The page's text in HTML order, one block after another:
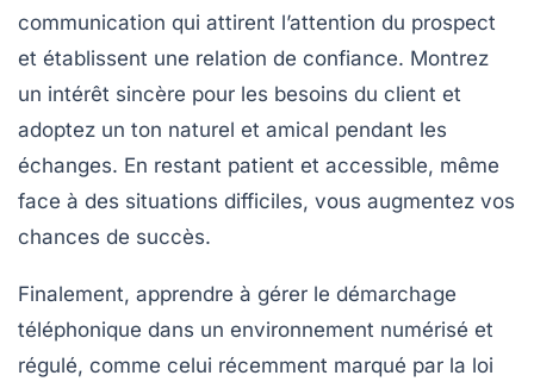
communication qui attirent l’attention du prospect
et établissent une relation de confiance. Montrez
un intérêt sincère pour les besoins du client et
adoptez un ton naturel et amical pendant les
échanges. En restant patient et accessible, même
face à des situations difficiles, vous augmentez vos
chances de succès.
Finalement, apprendre à gérer le démarchage
téléphonique dans un environnement numérisé et
régulé, comme celui récemment marqué par la loi